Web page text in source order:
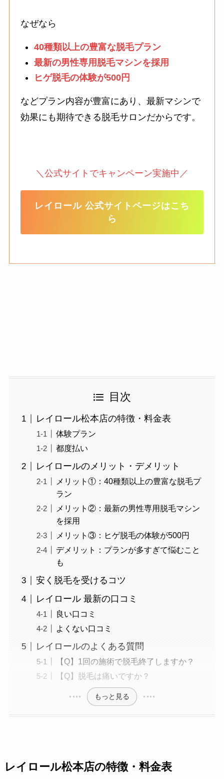
なぜなら
40種類以上の豊富な脱毛プラン
最新の男性専用脱毛マシンを採用
ヒゲ脱毛の体験が500円
などプラン内容が豊富にあり、最新マシンで
効果にも期待できる脱毛サロンだからです。
＼公式サイトでキャンペーン実施中／
レイロール 公式サイトページはこち
ら
目次
レイロール松本店の特徴・料金表
体験プラン
都度払い
レイロールのメリット・デメリット
メリット①：40種類以上の豊富な脱毛プ
ラン
メリット②：最新の男性専用脱毛マシン
を採用
メリット③：ヒゲ脱毛の体験が500円
デメリット：プランが多すぎて悩むこと
も
安く脱毛を受けるコツ
レイロール 最新の口コミ
良い口コミ
よくない口コミ
レイロールのよくある質問
【Q】1回の施術で脱毛終了しますか？
【Q】脱毛は痛いですか？
もっと見る
レイロール松本店の特徴・料金表